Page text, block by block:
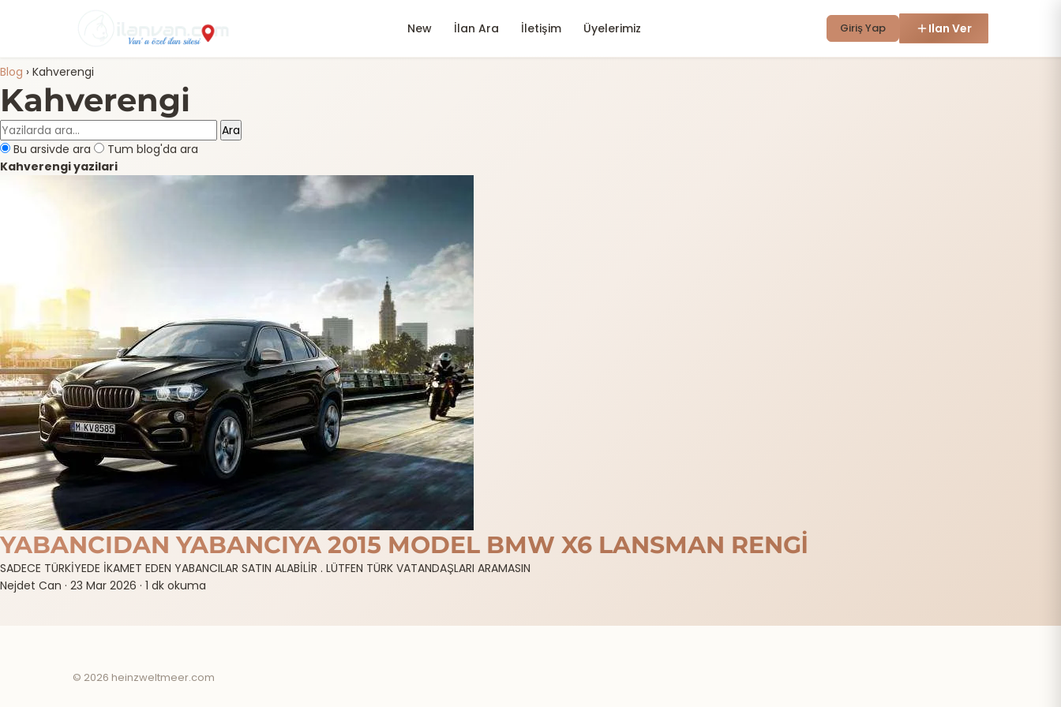
New İlan Ara İletişim Üyelerimiz Giriş Yap Ilan Ver
Blog › Kahverengi
Kahverengi
Ara
Bu arsivde ara
Tum blog'da ara
Kahverengi yazilari
YABANCIDAN YABANCIYA 2015 MODEL BMW X6 LANSMAN RENGİ
SADECE TÜRKİYEDE İKAMET EDEN YABANCILAR SATIN ALABİLİR . LÜTFEN TÜRK VATANDAŞLARI ARAMASIN
Nejdet Can · 23 Mar 2026 · 1 dk okuma
© 2026 heinzweltmeer.com